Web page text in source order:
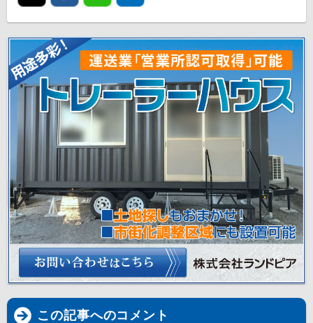
この記事へのコメント